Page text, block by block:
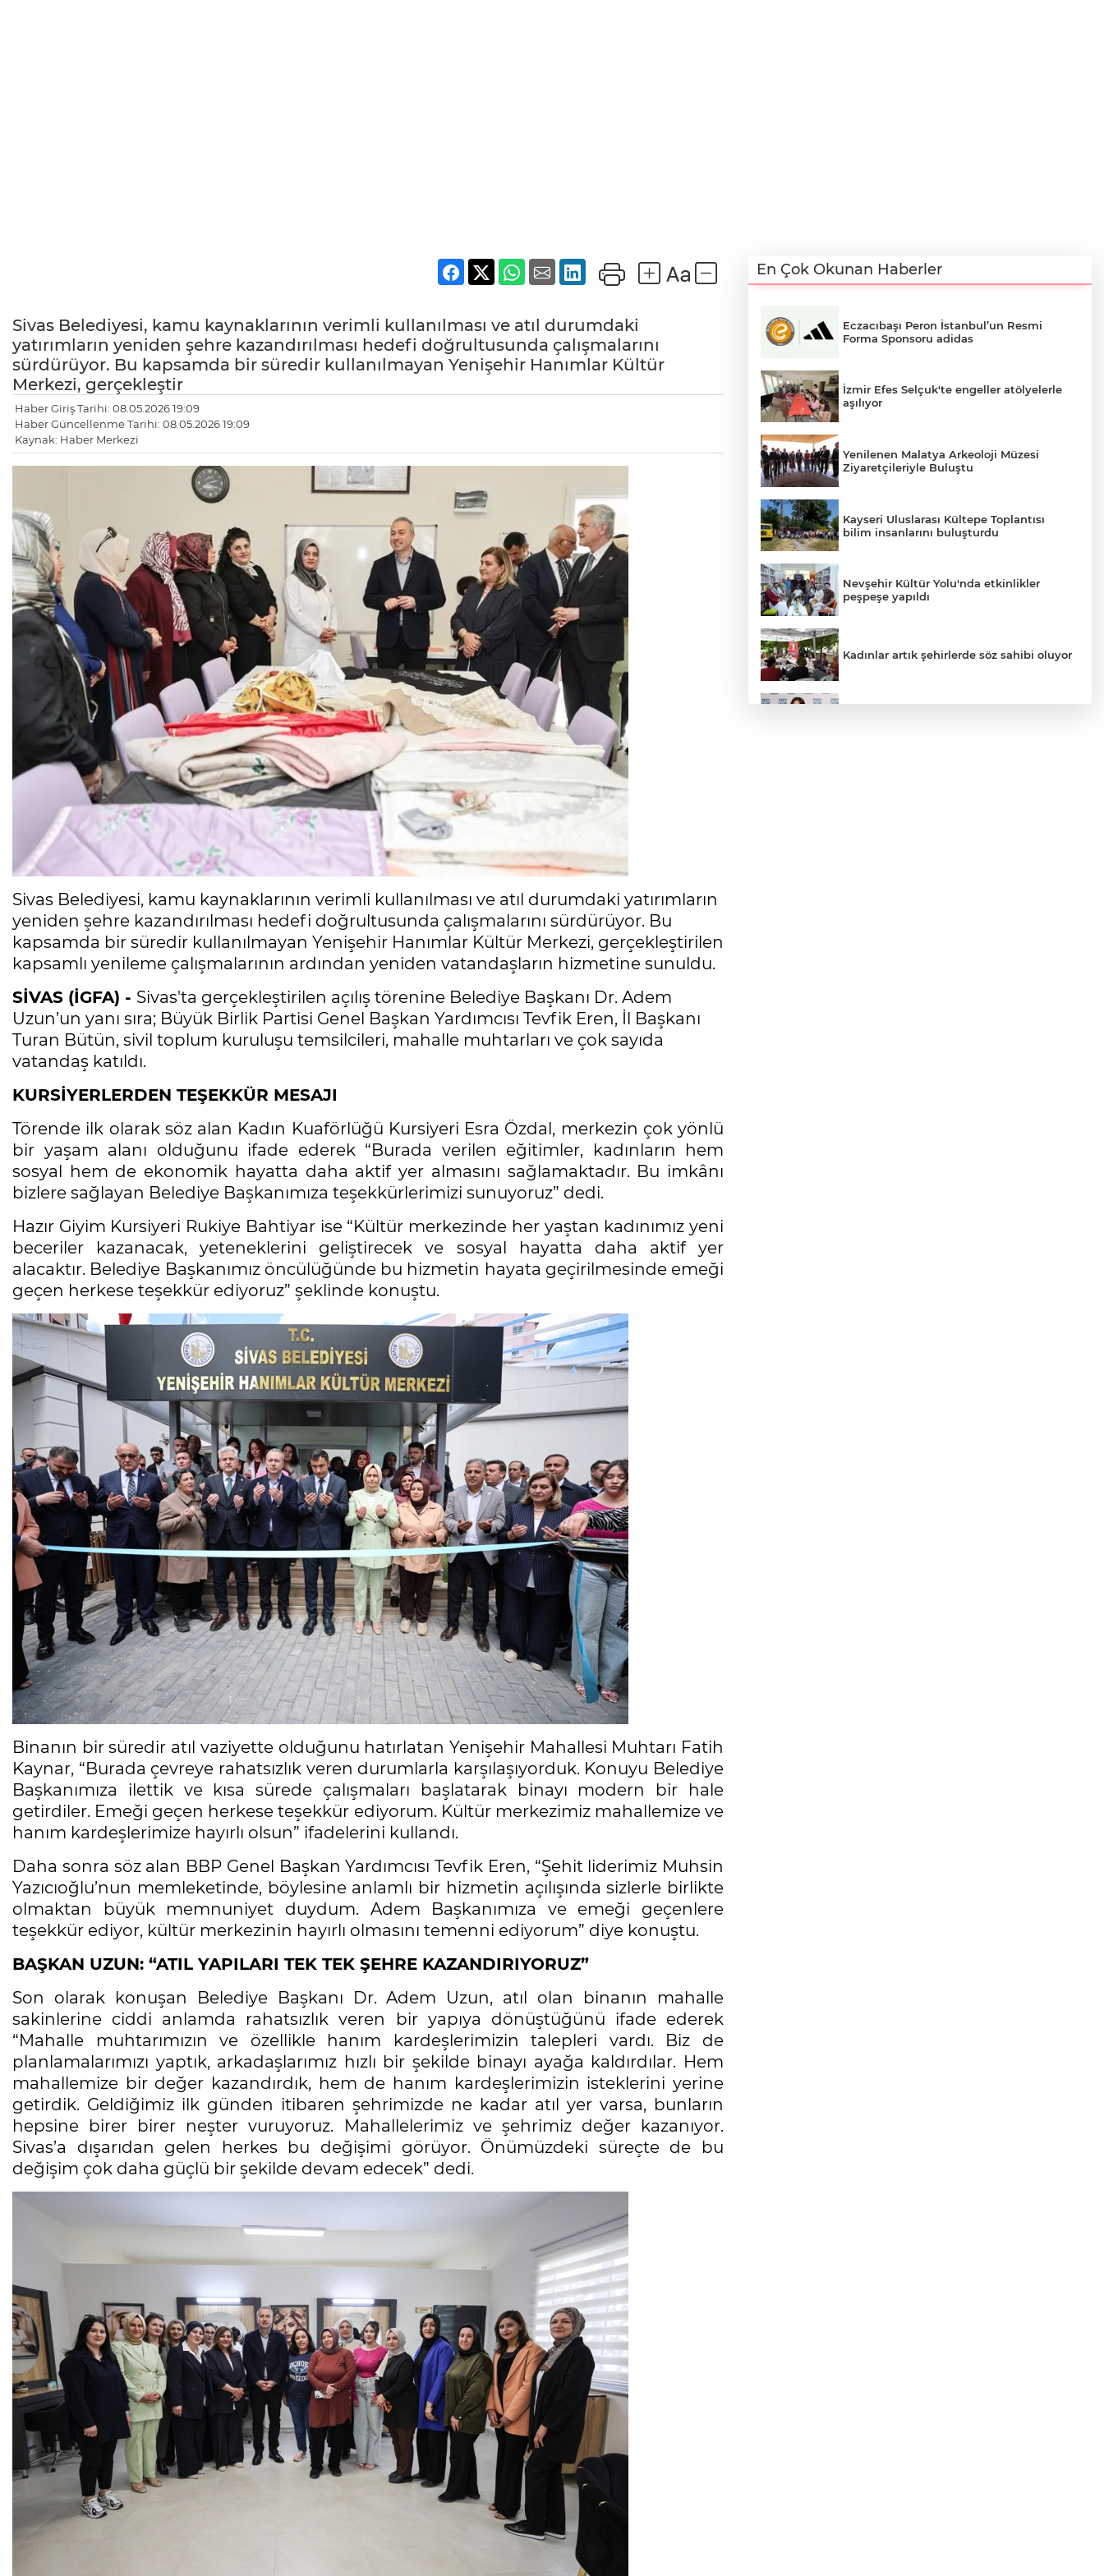
Sivas Belediyesi, kamu kaynaklarının verimli kullanılması ve atıl durumdaki
yatırımların yeniden şehre kazandırılması hedefi doğrultusunda çalışmalarını
sürdürüyor. Bu kapsamda bir süredir kullanılmayan Yenişehir Hanımlar Kültür
Merkezi, gerçekleştir
Haber Giriş Tarihi: 08.05.2026 19:09
Haber Güncellenme Tarihi: 08.05.2026 19:09
Kaynak: Haber Merkezi
Sivas Belediyesi, kamu kaynaklarının verimli kullanılması ve atıl durumdaki yatırımların
yeniden şehre kazandırılması hedefi doğrultusunda çalışmalarını sürdürüyor. Bu
kapsamda bir süredir kullanılmayan Yenişehir Hanımlar Kültür Merkezi, gerçekleştirilen
kapsamlı yenileme çalışmalarının ardından yeniden vatandaşların hizmetine sunuldu.
SİVAS (İGFA) - Sivas'ta gerçekleştirilen açılış törenine Belediye Başkanı Dr. Adem
Uzun’un yanı sıra; Büyük Birlik Partisi Genel Başkan Yardımcısı Tevfik Eren, İl Başkanı
Turan Bütün, sivil toplum kuruluşu temsilcileri, mahalle muhtarları ve çok sayıda
vatandaş katıldı.
KURSİYERLERDEN TEŞEKKÜR MESAJI
Törende ilk olarak söz alan Kadın Kuaförlüğü Kursiyeri Esra Özdal, merkezin çok yönlü
bir yaşam alanı olduğunu ifade ederek “Burada verilen eğitimler, kadınların hem
sosyal hem de ekonomik hayatta daha aktif yer almasını sağlamaktadır. Bu imkânı
bizlere sağlayan Belediye Başkanımıza teşekkürlerimizi sunuyoruz” dedi.
Hazır Giyim Kursiyeri Rukiye Bahtiyar ise “Kültür merkezinde her yaştan kadınımız yeni
beceriler kazanacak, yeteneklerini geliştirecek ve sosyal hayatta daha aktif yer
alacaktır. Belediye Başkanımız öncülüğünde bu hizmetin hayata geçirilmesinde emeği
geçen herkese teşekkür ediyoruz” şeklinde konuştu.
Binanın bir süredir atıl vaziyette olduğunu hatırlatan Yenişehir Mahallesi Muhtarı Fatih
Kaynar, “Burada çevreye rahatsızlık veren durumlarla karşılaşıyorduk. Konuyu Belediye
Başkanımıza ilettik ve kısa sürede çalışmaları başlatarak binayı modern bir hale
getirdiler. Emeği geçen herkese teşekkür ediyorum. Kültür merkezimiz mahallemize ve
hanım kardeşlerimize hayırlı olsun” ifadelerini kullandı.
Daha sonra söz alan BBP Genel Başkan Yardımcısı Tevfik Eren, “Şehit liderimiz Muhsin
Yazıcıoğlu’nun memleketinde, böylesine anlamlı bir hizmetin açılışında sizlerle birlikte
olmaktan büyük memnuniyet duydum. Adem Başkanımıza ve emeği geçenlere
teşekkür ediyor, kültür merkezinin hayırlı olmasını temenni ediyorum” diye konuştu.
BAŞKAN UZUN: “ATIL YAPILARI TEK TEK ŞEHRE KAZANDIRIYORUZ”
Son olarak konuşan Belediye Başkanı Dr. Adem Uzun, atıl olan binanın mahalle
sakinlerine ciddi anlamda rahatsızlık veren bir yapıya dönüştüğünü ifade ederek
“Mahalle muhtarımızın ve özellikle hanım kardeşlerimizin talepleri vardı. Biz de
planlamalarımızı yaptık, arkadaşlarımız hızlı bir şekilde binayı ayağa kaldırdılar. Hem
mahallemize bir değer kazandırdık, hem de hanım kardeşlerimizin isteklerini yerine
getirdik. Geldiğimiz ilk günden itibaren şehrimizde ne kadar atıl yer varsa, bunların
hepsine birer birer neşter vuruyoruz. Mahallelerimiz ve şehrimiz değer kazanıyor.
Sivas’a dışarıdan gelen herkes bu değişimi görüyor. Önümüzdeki süreçte de bu
değişim çok daha güçlü bir şekilde devam edecek” dedi.
En Çok Okunan Haberler
Eczacıbaşı Peron İstanbul’un Resmi
Forma Sponsoru adidas
İzmir Efes Selçuk'te engeller atölyelerle
aşılıyor
Yenilenen Malatya Arkeoloji Müzesi
Ziyaretçileriyle Buluştu
Kayseri Uluslarası Kültepe Toplantısı
bilim insanlarını buluşturdu
Nevşehir Kültür Yolu'nda etkinlikler
peşpeşe yapıldı
Kadınlar artık şehirlerde söz sahibi oluyor